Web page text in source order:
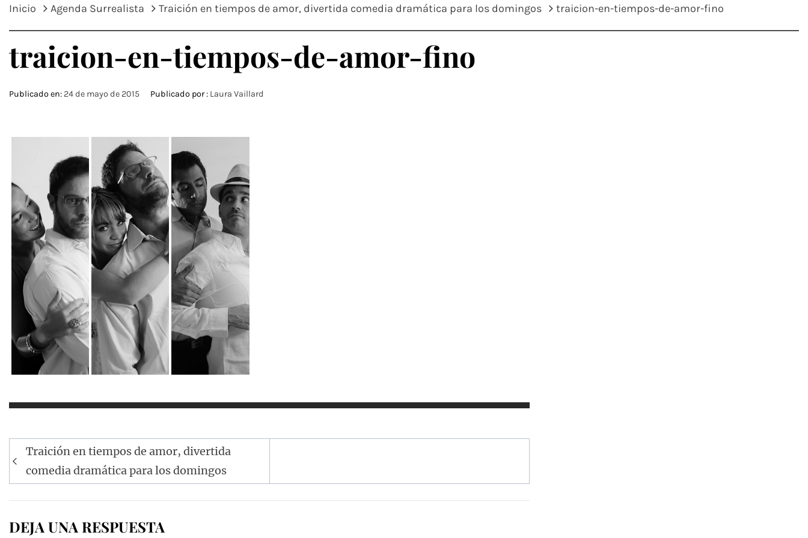
Inicio Agenda Surrealista Traición en tiempos de amor, divertida comedia dramática para los domingos traicion-en-tiempos-de-amor-fino
traicion-en-tiempos-de-amor-fino
Publicado en: 24 de mayo de 2015 Publicado por : Laura Vaillard
Navegación
de
entradas
Traición en tiempos de amor, divertida
comedia dramática para los domingos
DEJA UNA RESPUESTA